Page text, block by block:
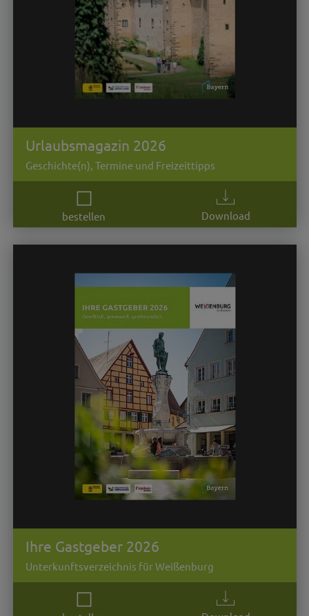
Urlaubsmagazin 2026
Geschichte(n), Termine und Freizeittipps
bestellen Download
Ihre Gastgeber 2026
Unterkunftsverzeichnis für Weißenburg